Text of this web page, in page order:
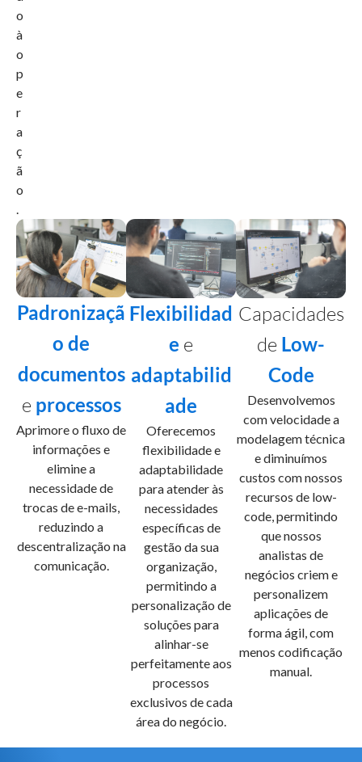
o
à
o
p
e
r
a
ç
ã
o
.
Padronizaçã
o de
documentos
e processos
Aprimore o fluxo de
informações e
elimine a
necessidade de
trocas de e-mails,
reduzindo a
descentralização na
comunicação.
Flexibilidad
e e
adaptabilid
ade
Oferecemos
flexibilidade e
adaptabilidade
para atender às
necessidades
específicas de
gestão da sua
organização,
permitindo a
personalização de
soluções para
alinhar-se
perfeitamente aos
processos
exclusivos de cada
área do negócio.
Capacidades
de Low-
Code
Desenvolvemos
com velocidade a
modelagem técnica
e diminuímos
custos com nossos
recursos de low-
code, permitindo
que nossos
analistas de
negócios criem e
personalizem
aplicações de
forma ágil, com
menos codificação
manual.